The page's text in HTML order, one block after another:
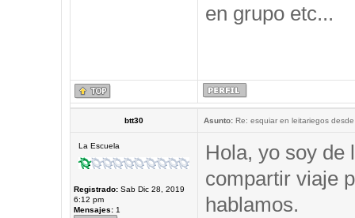
en grupo etc...
btt30 Asunto:Re: esquiar en leitariegos
La Escuela
Registrado:Sab Dic 28, 2019
6:12 pm
Mensajes:1
Hola, yo soy de
compartir viaje
hablamos.